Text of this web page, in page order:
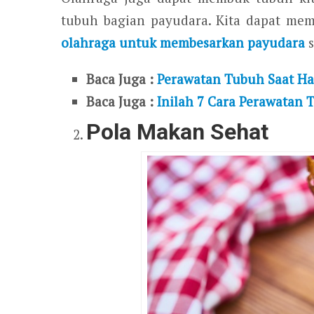
tubuh bagian payudara. Kita dapat
olahraga untuk membesarkan payudara
Baca Juga :Perawatan Tubuh Saat
Baca Juga :Inilah 7 Cara Perawatan
Pola Makan Sehat